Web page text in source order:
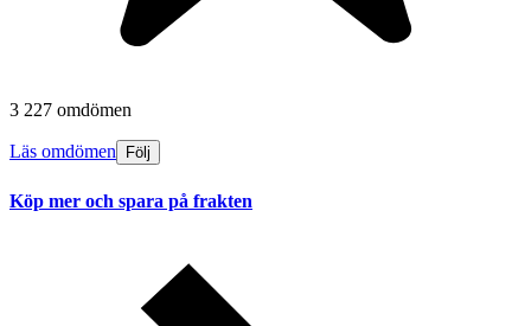
3 227 omdömen
Läs omdömen Följ
Köp mer och spara på frakten